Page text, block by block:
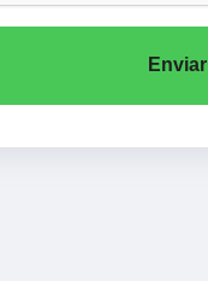
Enviar